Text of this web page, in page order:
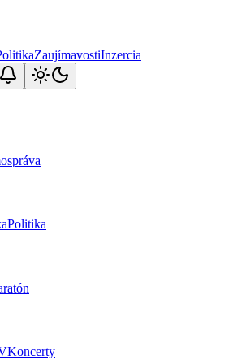
ZaujímavostiInzercia
Politika
Koncerty